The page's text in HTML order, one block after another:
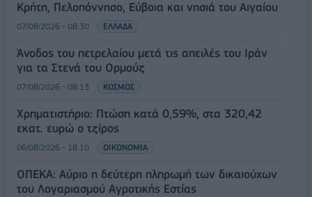
Κρήτη, Πελοπόννησο, Εύβοια και νησιά του Αιγαίου
07/08/2026 - 08:30 ΕΛΛΑΔΑ
Άνοδος του πετρελαίου μετά τις απειλές του Ιράν
για τα Στενά του Ορμούζ
07/08/2026 - 08:13 ΚΟΣΜΟΣ
Χρηματιστήριο: Πτώση κατά 0,59%, στα 320,42
εκατ. ευρώ ο τζίρος
06/08/2026 - 18:10 ΟΙΚΟΝΟΜΙΑ
ΟΠΕΚΑ: Αύριο η δεύτερη πληρωμή των δικαιούχων
του Λογαριασμού Αγροτικής Εστίας